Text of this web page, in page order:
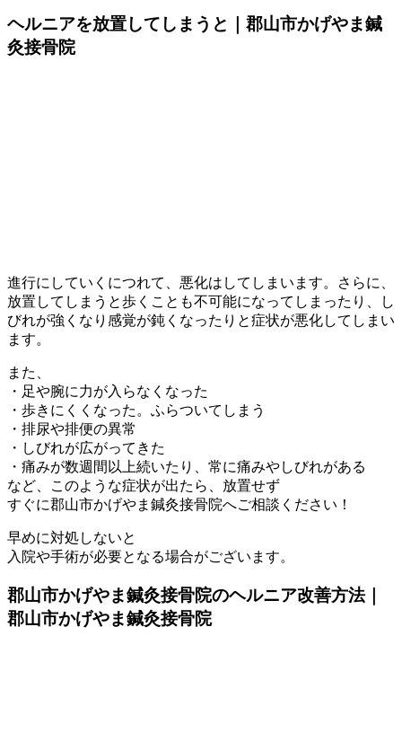
ヘルニアを放置してしまうと｜郡山市かげやま鍼
灸接骨院
進行にしていくにつれて、悪化はしてしまいます。さらに、
放置してしまうと歩くことも不可能になってしまったり、し
びれが強くなり感覚が鈍くなったりと症状が悪化してしまい
ます。
また、
・足や腕に力が入らなくなった
・歩きにくくなった。ふらついてしまう
・排尿や排便の異常
・しびれが広がってきた
・痛みが数週間以上続いたり、常に痛みやしびれがある
など、このような症状が出たら、放置せず
すぐに郡山市かげやま鍼灸接骨院へご相談ください！
早めに対処しないと
入院や手術が必要となる場合がございます。
郡山市かげやま鍼灸接骨院のヘルニア改善方法｜
郡山市かげやま鍼灸接骨院